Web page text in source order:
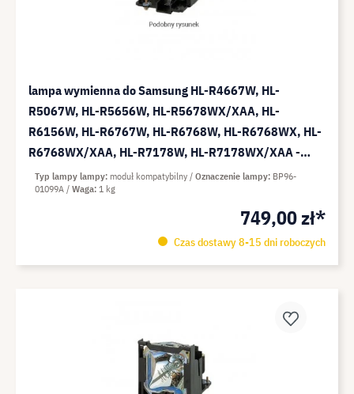
lampa wymienna do Samsung HL-R4667W, HL-
R5067W, HL-R5656W, HL-R5678WX/XAA, HL-
R6156W, HL-R6767W, HL-R6768W, HL-R6768WX, HL-
R6768WX/XAA, HL-R7178W, HL-R7178WX/XAA -
moduł kompatybilny (zamiennik do: BP96-01099A)
749,00 zł*
Czas dostawy 8-15 dni roboczych
Typ lampy lampy moduł kompatybilny Oznaczenie lampy BP96-
01099A
Waga 1 kg